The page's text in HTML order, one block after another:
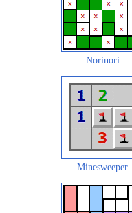
Norinori
Minesweeper